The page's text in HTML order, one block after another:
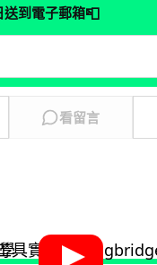
送到電子郵箱📮
看留言